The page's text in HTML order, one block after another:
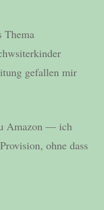
Thema
gefallen mir
Amazon — ich
ohne dass